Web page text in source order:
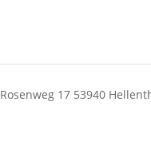
Rosenweg 17 53940